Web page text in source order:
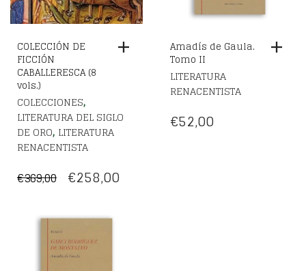
COLECCIÓN DE
FICCIÓN
CABALLERESCA (8
vols.)
COLECCIONES,
LITERATURA DEL SIGLO
DE ORO, LITERATURA
RENACENTISTA
€369,00 EL
ORIGINAL
ERA:
€369,00.
€258,00
Amadís de Gaula.
Tomo II
LITERATURA
RENACENTISTA
€52,00